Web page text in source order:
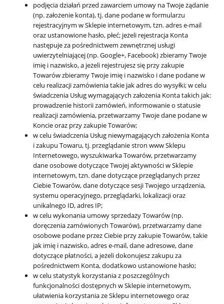
podjęcia działań przed zawarciem umowy na Twoje żądanie
(np. założenie konta), tj. dane podane w formularzu
rejestracyjnym w Sklepie internetowym, tzn. adres e-mail
oraz ustanowione hasło, płeć; jeżeli rejestracja Konta
następuje za pośrednictwem zewnętrznej usługi
uwierzytelniającej (np. Google+, Facebook) zbieramy Twoje
imię i nazwisko, a jeżeli rejestrujesz się przy zakupie
Towarów zbieramy Twoje imię i nazwisko i dane podane w
celu realizacji zamówienia takie jak adres do wysyłki; w celu
świadczenia Usług wymagających założenia Konta takich jak:
prowadzenie historii zamówień, informowanie o statusie
realizacji zamówienia, przetwarzamy Twoje dane podane w
Koncie oraz przy zakupie Towarów;
w celu świadczenia Usług niewymagających założenia Konta
i zakupu Towaru, tj. przeglądanie stron www Sklepu
Internetowego, wyszukiwarka Towarów, przetwarzamy
dane osobowe dotyczące Twojej aktywności w Sklepie
internetowym, tzn. dane dotyczące przeglądanych przez
Ciebie Towarów, dane dotyczące sesji Twojego urządzenia,
systemu operacyjnego, przeglądarki, lokalizacji oraz
unikalnego ID, adres IP;
w celu wykonania umowy sprzedaży Towarów (np.
doręczenia zamówionych Towarów), przetwarzamy dane
osobowe podane przez Ciebie przy zakupie Towarów, takie
jak imię i nazwisko, adres e-mail, dane adresowe, dane
dotyczące płatności, a jeżeli dokonujesz zakupu za
pośrednictwem Konta, dodatkowo ustanowione hasło;
w celu statystyk korzystania z poszczególnych
funkcjonalności dostępnych w Sklepie internetowym,
ułatwienia korzystania ze Sklepu internetowego oraz